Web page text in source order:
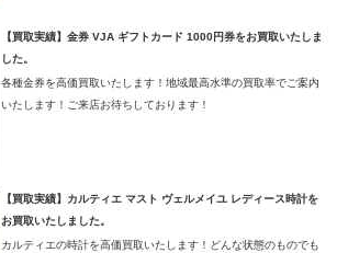
【買取実績】金券 VJA ギフトカード 1000円券をお買取いたしま
した。
各種金券を高価買取いたします！地域最高水準の買取率でご案内
いたします！ご来店お待ちしております！
【買取実績】カルティエ マスト ヴェルメイユ レディース時計を
お買取いたしました。
カルティエの時計を高価買取いたします！どんな状態のものでも